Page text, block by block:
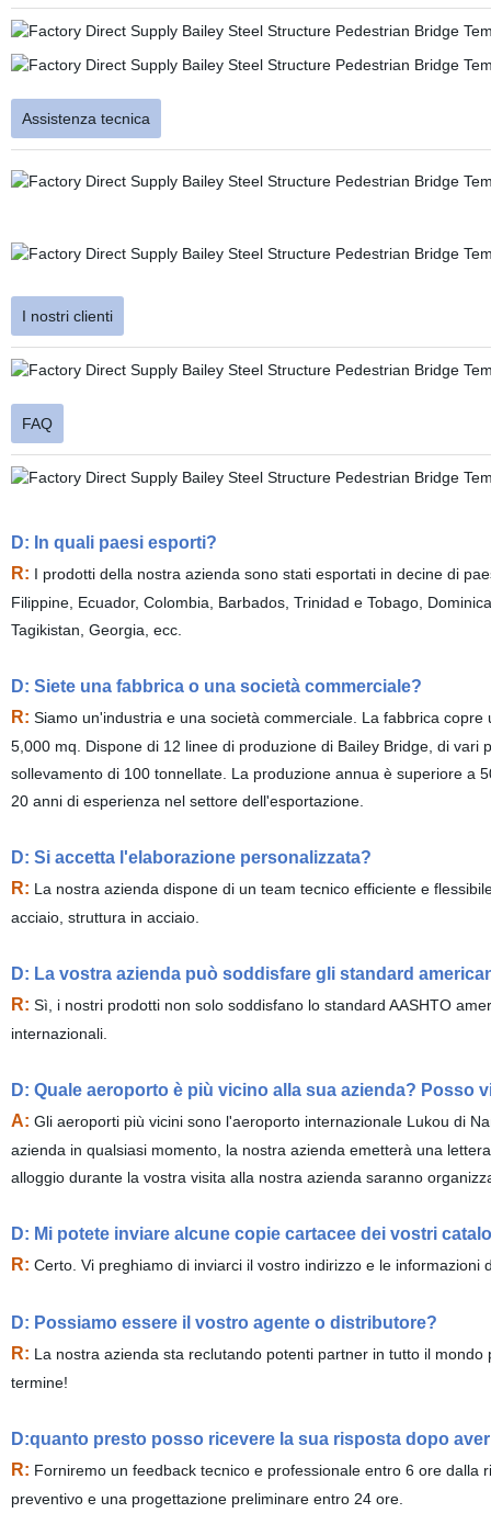
Assistenza tecnica
I nostri clienti
FAQ
D: In quali paesi esporti?
R: I prodotti della nostra azienda sono stati esportati in decine di
Filippine, Ecuador, Colombia, Barbados, Trinidad e Tobago,
Tagikistan, Georgia, ecc.
D: Siete una fabbrica o una società commerciale?
R: Siamo un'industria e una società commerciale. La fabbrica
5,000 mq. Dispone di 12 linee di produzione di Bailey Bridge, di
sollevamento di 100 tonnellate. La produzione annua è superiore a
20 anni di esperienza nel settore dell'esportazione.
D: Si accetta l'elaborazione personalizzata?
R: La nostra azienda dispone di un team tecnico efficiente e
acciaio, struttura in acciaio.
D: La vostra azienda può soddisfare gli standard
R: Sì, i nostri prodotti non solo soddisfano lo standard AASHTO
internazionali.
D: Quale aeroporto è più vicino alla sua azienda? Posso
A: Gli aeroporti più vicini sono l'aeroporto internazionale Lukou di
azienda in qualsiasi momento, la nostra azienda emetterà una
alloggio durante la vostra visita alla nostra azienda saranno
D: Mi potete inviare alcune copie cartacee dei vostri
R: Certo. Vi preghiamo di inviarci il vostro indirizzo e le
D: Possiamo essere il vostro agente o distributore?
R: La nostra azienda sta reclutando potenti partner in tutto il
termine!
D:quanto presto posso ricevere la sua risposta dopo
R: Forniremo un feedback tecnico e professionale entro 6 ore
preventivo e una progettazione preliminare entro 24 ore.